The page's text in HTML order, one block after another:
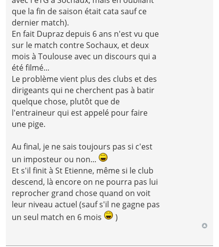
que la fin de saison était cata sauf ce
dernier match).
En fait Dupraz depuis 6 ans n'est vu que
sur le match contre Sochaux, et deux
mois à Toulouse avec un discours qui a
été filmé...
Le problème vient plus des clubs et des
dirigeants qui ne cherchent pas à batir
quelque chose, plutôt que de
l'entraineur qui est appelé pour faire
une pige.
Au final, je ne sais toujours pas si c'est
un imposteur ou non...
Et s'il finit à St Etienne, même si le club
descend, là encore on ne pourra pas lui
reprocher grand chose quand on voit
leur niveau actuel (sauf s'il ne gagne pas
un seul match en 6 mois
)